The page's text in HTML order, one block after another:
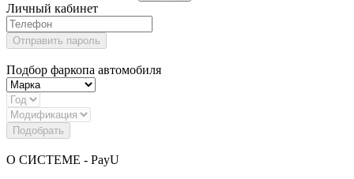
Личный кабинет
Отправить пароль
Подбор фаркопа автомобиля
Подобрать
О СИСТЕМЕ - PayU